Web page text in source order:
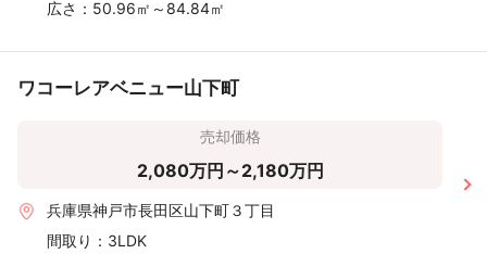
広さ： 50.96㎡～84.84㎡
ワコーレアベニュー山下町
売却価格
2,080万円～2,180万円
兵庫県神戸市長田区山下町３丁目
間取り： 3LDK